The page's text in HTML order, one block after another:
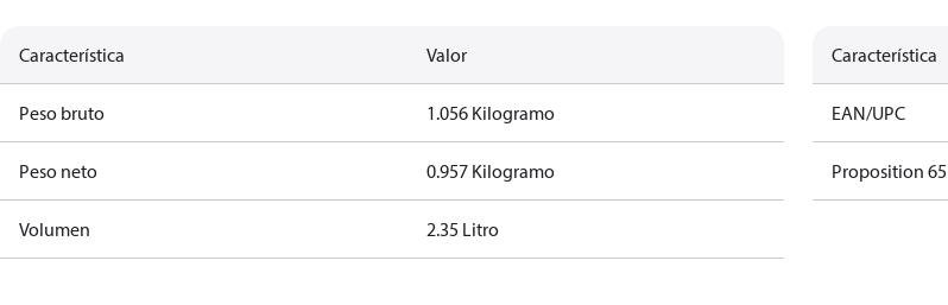
Característica Valor
Peso bruto 1.056 Kilogramo
Peso neto 0.957 Kilogramo
Volumen 2.35 Litro
Característica
EAN/UPC
Proposition 65